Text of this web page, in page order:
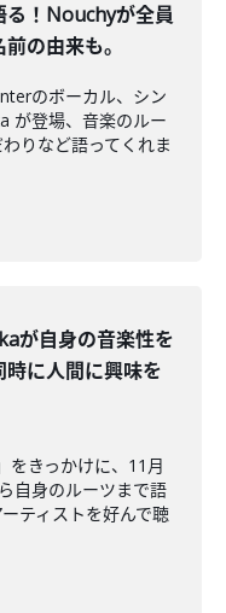
る！Nouchyが全員
の由来も。
のボーカル、シン
が登場、音楽のルー
りなど語ってくれま
が自身の音楽性を
に人間に興味を
をきっかけに、11月
自身のルーツまで語
ティストを好んで聴